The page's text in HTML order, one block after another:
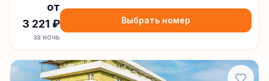
от
3 221 ₽
за ночь
Выбрать номер